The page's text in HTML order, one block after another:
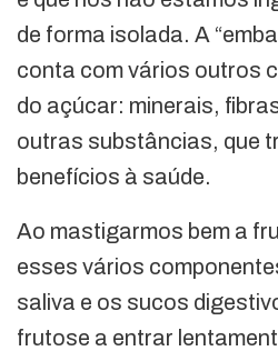
de forma isolada. A
conta com vários outros
do açúcar: minerais,
outras substâncias, que
benefícios à saúde.
Ao mastigarmos bem a
esses vários
saliva e os sucos
frutose a entrar